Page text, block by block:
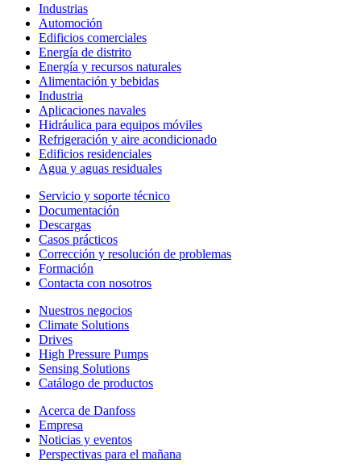
Industrias
Automoción
Edificios comerciales
Energía de distrito
Energía y recursos naturales
Alimentación y bebidas
Industria
Aplicaciones navales
Hidráulica para equipos móviles
Refrigeración y aire acondicionado
Edificios residenciales
Agua y aguas residuales
Servicio y soporte técnico
Documentación
Descargas
Casos prácticos
Corrección y resolución de problemas
Formación
Contacta con nosotros
Nuestros negocios
Climate Solutions
Drives
High Pressure Pumps
Sensing Solutions
Catálogo de productos
Acerca de Danfoss
Empresa
Noticias y eventos
Perspectivas para el mañana